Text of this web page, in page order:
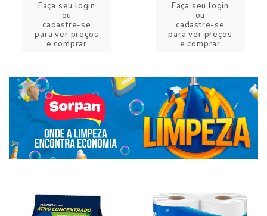
Faça seu login
ou
cadastre-se
para ver preços
e comprar
Faça seu login
ou
cadastre-se
para ver preços
e comprar